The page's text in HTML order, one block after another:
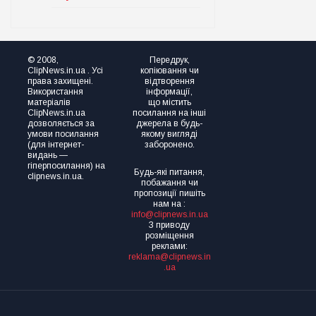
© 2008,
ClipNews.in.ua . Усі
права захищені.
Використання
матеріалів
ClipNews.in.ua
дозволяється за
умови посилання
(для інтернет-
видань —
гіперпосилання) на
clipnews.in.ua.
Передрук,
копіювання чи
відтворення
інформації,
що містить
посилання на інші
джерела в будь-
якому вигляді
заборонено.
Будь-які питання,
побажання чи
пропозиції пишіть
нам на :
info@clipnews.in.ua
З приводу
розміщення
реклами:
reklama@clipnews.in
.ua